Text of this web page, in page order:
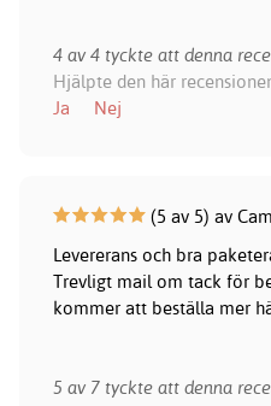
4 av 4 tyckte att denna
Hjälpte den här
Ja
Nej
(5 av 5) av
Levererans och bra
Trevligt mail om tack för
kommer att beställa mer
5 av 7 tyckte att denna